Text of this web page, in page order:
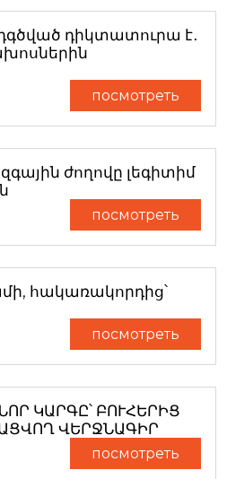
դիկտատուրա է․
посмотреть
ժողովը լեգիտիմ
посмотреть
հակառակորդից՝
посмотреть
ԿԱՐԳԸ՝ ԲՈՒՀԵՐԻՑ
ՎԵՐՋՆԱԳԻՐ
посмотреть